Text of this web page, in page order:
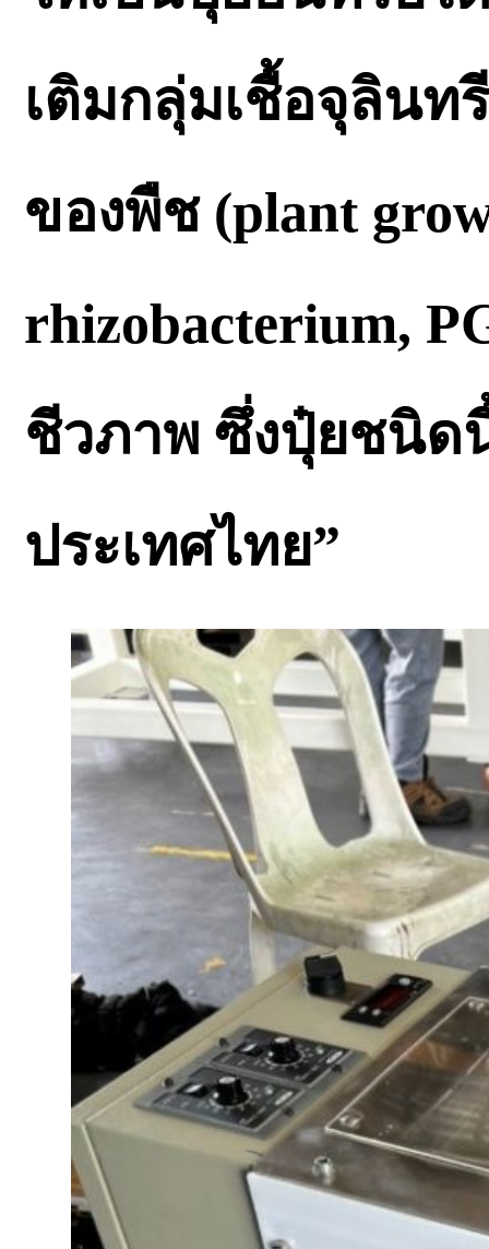
เติมกลุ่มเชื้อจุลินท
ของพืช (plant
rhizobacterium,
ชีวภาพ ซึ่งปุ๋ยชนิด
ประเทศไทย”